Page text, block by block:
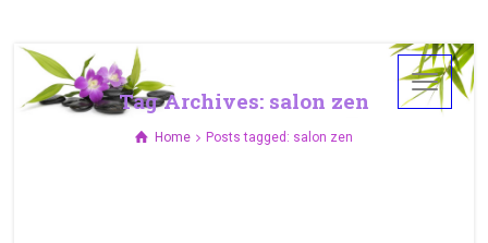
Tag Archives: salon zen
Home Posts tagged: salon zen